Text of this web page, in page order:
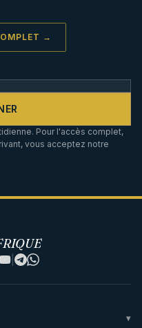
→
Pour l'accès complet,
vous acceptez notre
|